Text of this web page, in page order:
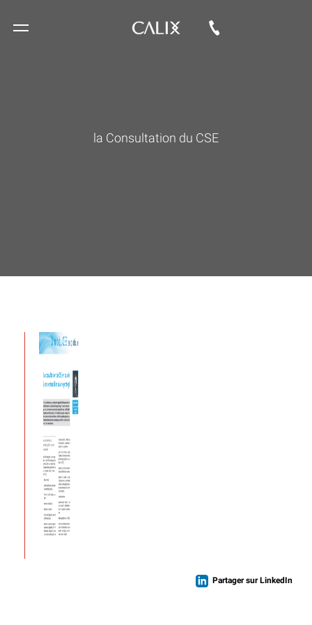
la Consultation du CSE
Partager sur LinkedIn